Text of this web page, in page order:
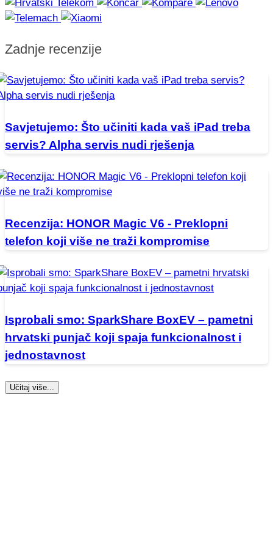
Zadnje recenzije
Savjetujemo: Što učiniti kada vaš iPad treba
servis? Alpha servis nudi rješenja
Recenzija: HONOR Magic V6 - Preklopni
telefon koji više ne traži kompromise
Isprobali smo: SparkShare BoxEV – pametni
hrvatski punjač koji spaja funkcionalnost i
jednostavnost
Učitaj više...